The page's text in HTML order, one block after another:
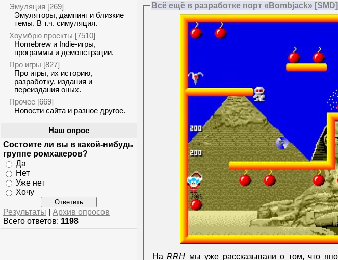
Эмуляция [269]
Эмуляторы, дампинг и близкие
темы. В т.ч. симуляция.
Хоумбрю проекты [7510]
Homebrew и Indie-игры,
программы и демонстрации.
Про игры [827]
Про игры, их историю,
разработку, издания и
переиздания оных.
Прочее [669]
Новости сайта и разное другое.
Наш опрос
Состоите ли вы в какой-нибудь
группе ромхакеров?
Да
Нет
Уже нет
Хочу
Результаты
Архив опросов
Всего ответов: 1198
Всё ещё в разработке порт «Bombjack» [SMD]
На RRH мы уже рассказывали о том, что